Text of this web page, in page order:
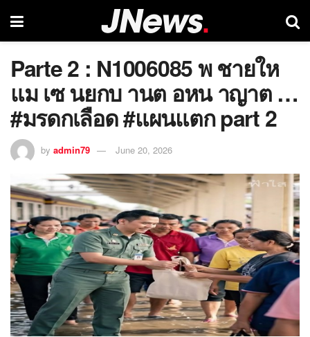
Parte 2 : N1006085 พ ชายให
แม เซ นยกบ านต อหน าญาต …
#มรดกเลือด #แผนแตก part 2
by admin79 June 20, 2026